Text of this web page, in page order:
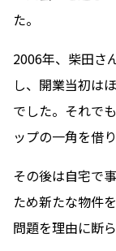
た。
2006年、柴田さ
し、開業当初は
でした。それで
ップの一角を借
その後は自宅で
ため新たな物件
問題を理由に断